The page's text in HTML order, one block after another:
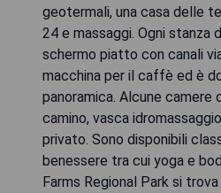
geotermali, una casa delle
24 e massaggi. Ogni stanza
schermo piatto con canali
macchina per il caffè ed è
panoramica. Alcune
camino, vasca
privato. Sono disponibili
benessere tra cui yoga e
Farms Regional Park si